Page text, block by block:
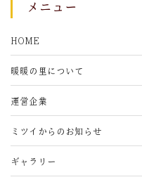
メニュー
HOME
暖暖の里について
運営企業
ミツイからのお知らせ
ギャラリー